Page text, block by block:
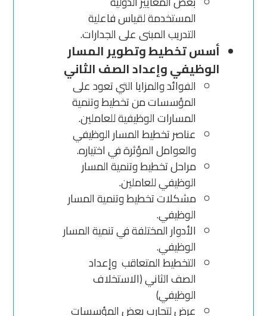
المستخدمة لقياس فاعلية
التدريب المبنى على الجدارات.
أسس تخطيط وتطوير المسار
الوظيفي وإعداد الصف الثاني
الفوائد والمزايا التي تعود على
المؤسسات من تخطيط وتنمية
المسارات الوظيفية للعاملين.
عناصر تخطيط المسار الوظيفي
والعوامل المؤثرة في اختياره.
مراحل تخطيط وتنمية المسار
الوظيفي للعاملين.
مشكلات تخطيط وتنمية المسار
الوظيفي.
الأدوار المختلفة في تنمية المسار
الوظيفي.
التخطيط المتعاقب وإعداد
الصف الثاني (الاستخلاف
الوظيفي)
عرض لتجارب بعض المؤسسات